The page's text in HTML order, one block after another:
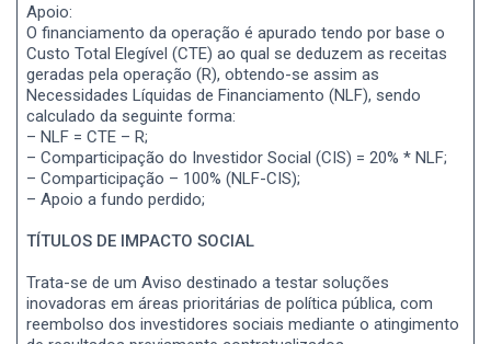
Apoio:
O financiamento da operação é apurado tendo por base o
Custo Total Elegível (CTE) ao qual se deduzem as receitas
geradas pela operação (R), obtendo-se assim as
Necessidades Líquidas de Financiamento (NLF), sendo
calculado da seguinte forma:
– NLF = CTE – R;
– Comparticipação do Investidor Social (CIS) = 20% * NLF;
– Comparticipação – 100% (NLF-CIS);
– Apoio a fundo perdido;
TÍTULOS DE IMPACTO SOCIAL
Trata-se de um Aviso destinado a testar soluções
inovadoras em áreas prioritárias de política pública, com
reembolso dos investidores sociais mediante o atingimento